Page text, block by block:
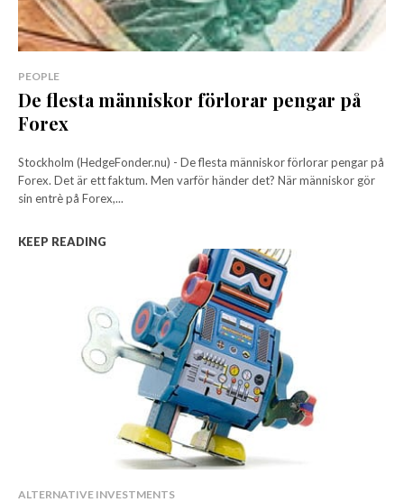
PEOPLE
De flesta människor förlorar pengar på
Forex
Stockholm (HedgeFonder.nu) - De flesta människor förlorar pengar på
Forex. Det är ett faktum. Men varför händer det? När människor gör
sin entrè på Forex,...
KEEP READING
ALTERNATIVE INVESTMENTS